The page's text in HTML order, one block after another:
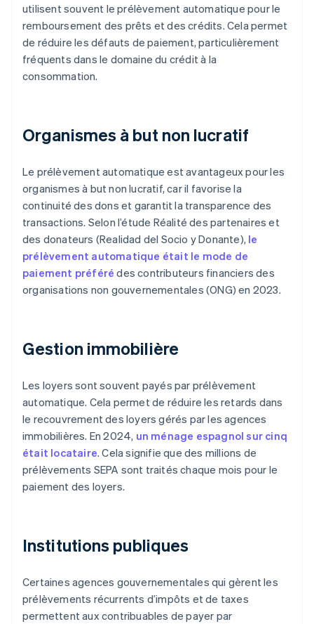
utilisent souvent le prélèvement automatique pour le
remboursement des prêts et des crédits. Cela permet
de réduire les défauts de paiement, particulièrement
fréquents dans le domaine du crédit à la
consommation.
Organismes à but non lucratif
Le prélèvement automatique est avantageux pour les
organismes à but non lucratif, car il favorise la
continuité des dons et garantit la transparence des
transactions. Selon l’étude Réalité des partenaires et
des donateurs (Realidad del Socio y Donante), le
prélèvement automatique était le mode de
paiement préféré des contributeurs financiers des
organisations non gouvernementales (ONG) en 2023.
Gestion immobilière
Les loyers sont souvent payés par prélèvement
automatique. Cela permet de réduire les retards dans
le recouvrement des loyers gérés par les agences
immobilières. En 2024, un ménage espagnol sur cinq
était locataire. Cela signifie que des millions de
prélèvements SEPA sont traités chaque mois pour le
paiement des loyers.
Institutions publiques
Certaines agences gouvernementales qui gèrent les
prélèvements récurrents d’impôts et de taxes
permettent aux contribuables de payer par